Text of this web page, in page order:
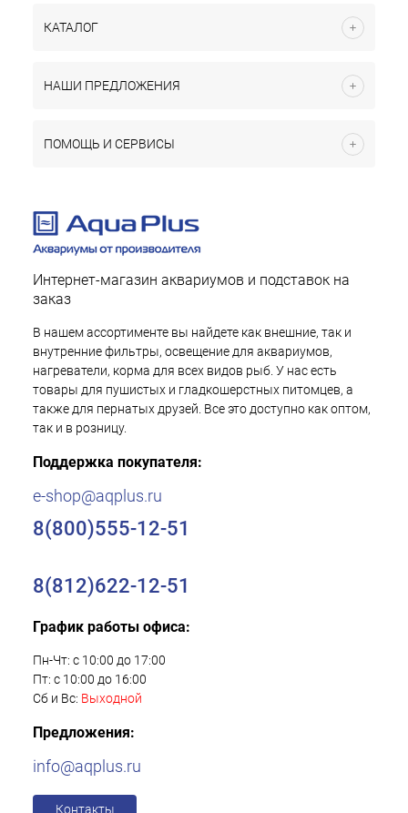
КАТАЛОГ
НАШИ ПРЕДЛОЖЕНИЯ
ПОМОЩЬ И СЕРВИСЫ
Интернет-магазин аквариумов и подставок на
заказ
В нашем ассортименте вы найдете как внешние, так и
внутренние фильтры, освещение для аквариумов,
нагреватели, корма для всех видов рыб. У нас есть
товары для пушистых и гладкошерстных питомцев, а
также для пернатых друзей. Все это доступно как оптом,
так и в розницу.
Поддержка покупателя:
e-shop@aqplus.ru
8(800)555-12-51
8(812)622-12-51
График работы офиса:
Пн-Чт: с 10:00 до 17:00
Пт: с 10:00 до 16:00
Сб и Вс: Выходной
Предложения:
info@aqplus.ru
Контакты